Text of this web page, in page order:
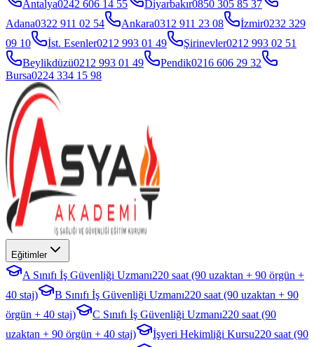
Antalya0242 606 14 55 Diyarbakır0850 305 85 37
Adana0322 911 02 54 Ankara0312 911 23 08 İzmir0232 329
09 10
İst. Esenler0212 993 01 49 Şirinevler0212 993 02 51
Beylikdüzü0212 993 01 49 Pendik0216 606 29 32
Bursa0224 334 15 98
Eğitimler
A Sınıfı İş Güvenliği Uzmanı220 saat (90 uzaktan + 90 örgün +
40 staj)
B Sınıfı İş Güvenliği Uzmanı220 saat (90 uzaktan + 90
örgün + 40 staj)
C Sınıfı İş Güvenliği Uzmanı220 saat (90
uzaktan + 90 örgün + 40 staj)
İşyeri Hekimliği Kursu220 saat (90